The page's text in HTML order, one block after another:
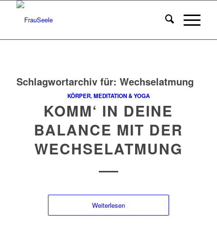
Schlagwortarchiv für: Wechselatmung
KÖRPER,MEDITATION & YOGA
KOMM‘ IN DEINE
BALANCE MIT DER
WECHSELATMUNG
Weiterlesen